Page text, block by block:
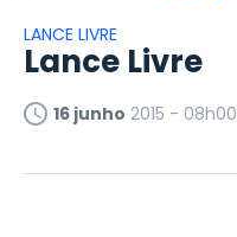
LANCE LIVRE
Lance Livre
16 junho 2015 - 08h00